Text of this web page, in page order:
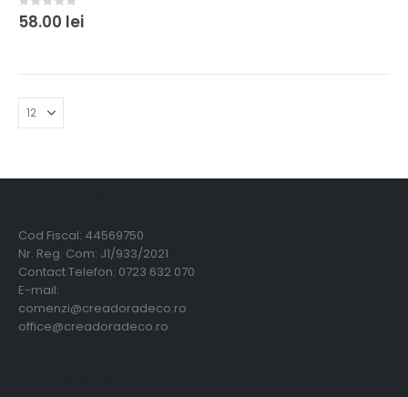
0out of 5
58.00 lei
Cod Fiscal: 44569750
Nr. Reg. Com: J1/933/2021
Contact Telefon: 0723 632 070
E-mail:
comenzi@creadoradeco.ro
office@creadoradeco.ro